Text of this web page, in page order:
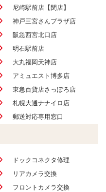
尼崎駅前店【閉店】
神戸三宮さんプラザ店
阪急西宮北口店
明石駅前店
大丸福岡天神店
アミュエスト博多店
東急百貨店さっぽろ店
札幌大通ナナイロ店
郵送対応専用窓口
ドックコネクタ修理
リアカメラ交換
フロントカメラ交換